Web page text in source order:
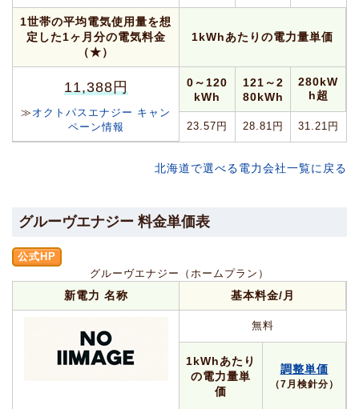
1世帯の平均電気使用量を想
定した1ヶ月分の電気料金
（★）
1kWhあたりの電力量単価
11,388円
≫ オクトパスエナジー キャン
ペーン情報
0～120
kWh
121～2
80kWh
280kW
h超
23.57円 28.81円 31.21円
北海道で選べる電力会社一覧に戻る
グルーヴエナジー 料金単価表
公式HP
グルーヴエナジー（ホームプラン）
新電力 名称 基本料金/月
無料
1kWhあたり
の電力量単
価
調整単価
（7月検針分）